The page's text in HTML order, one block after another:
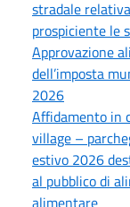
stradale
prospiciente le
Approvazione
dell’imposta
2026
Affidamento in
village –
estivo 2026
al pubblico di
alimentare